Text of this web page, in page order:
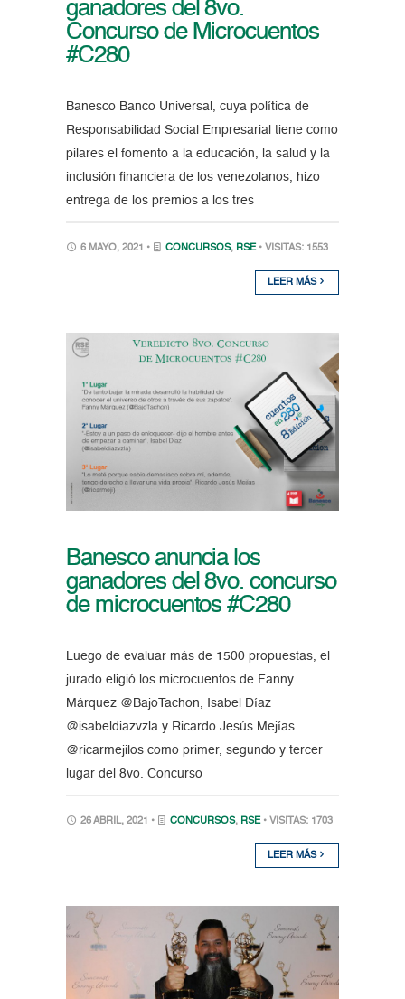
ganadores del 8vo.
Concurso de Microcuentos
#C280
Banesco Banco Universal, cuya política de
Responsabilidad Social Empresarial tiene como
pilares el fomento a la educación, la salud y la
inclusión financiera de los venezolanos, hizo
entrega de los premios a los tres
6 MAYO, 2021 • CONCURSOS, RSE • VISITAS: 1553
LEER MÁS
Banesco anuncia los
ganadores del 8vo. concurso
de microcuentos #C280
Luego de evaluar más de 1500 propuestas, el
jurado eligió los microcuentos de Fanny
Márquez @BajoTachon, Isabel Díaz
@isabeldiazvzla y Ricardo Jesús Mejías
@ricarmejilos como primer, segundo y tercer
lugar del 8vo. Concurso
26 ABRIL, 2021 • CONCURSOS, RSE • VISITAS: 1703
LEER MÁS